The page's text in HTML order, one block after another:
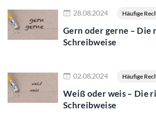
28.08.2024 Häufige
Gern oder gerne – Die
Schreibweise
02.08.2024 Häufige
Weiß oder weis – Die
Schreibweise